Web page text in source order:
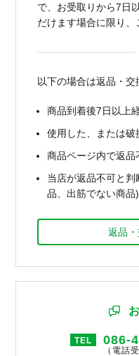
で、お受取りから7日
だけます場合に限り、
以下の場合は返品・交
商品到着後7日以上
使用した、または
商品ページ内で返
当店が返品不可と
品、出筋でない商品)
返品
TEL 086-
（電話